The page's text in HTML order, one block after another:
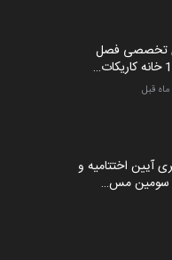
تخصصی فصل
قبل
آیین اختتامیه و
سومین مس…